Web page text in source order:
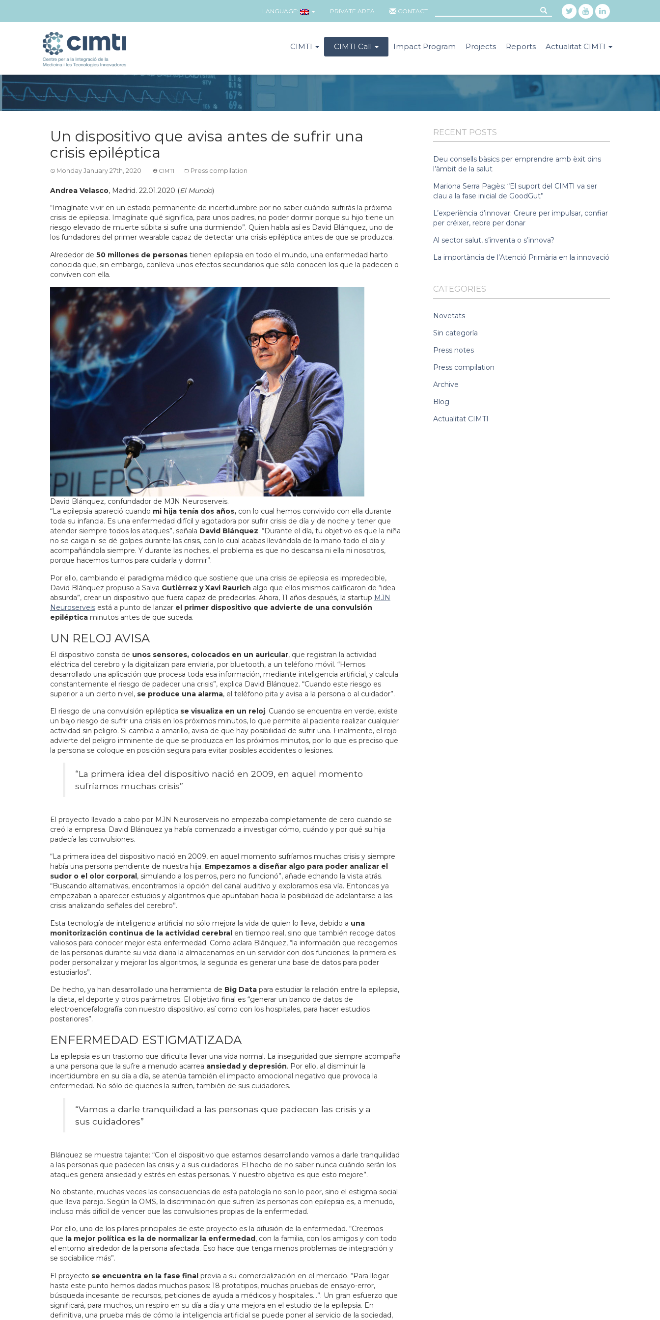
LANGUAGE: PRIVATE AREA CONTACT
CIMTI CIMTI Call Impact Program Projects Reports Actualitat CIMTI
Un dispositivo que avisa antes de sufrir una
crisis epiléptica
Monday January 27th, 2020 CIMTI Press compilation
Andrea Velasco, Madrid. 22.01.2020 (El Mundo)
“Imagínate vivir en un estado permanente de incertidumbre por no saber cuándo sufrirás la próxima
crisis de epilepsia. Imagínate qué significa, para unos padres, no poder dormir porque su hijo tiene un
riesgo elevado de muerte súbita si sufre una durmiendo”. Quien habla así es David Blánquez, uno de
los fundadores del primer wearable capaz de detectar una crisis epiléptica antes de que se produzca.
Alrededor de 50 millones de personas tienen epilepsia en todo el mundo, una enfermedad harto
conocida que, sin embargo, conlleva unos efectos secundarios que sólo conocen los que la padecen o
conviven con ella.
David Blánquez, confundador de MJN Neuroserveis.
“La epilepsia apareció cuando mi hija tenía dos años, con lo cual hemos convivido con ella durante
toda su infancia. Es una enfermedad difícil y agotadora por sufrir crisis de día y de noche y tener que
atender siempre todos los ataques”, señala David Blánquez. “Durante el día, tu objetivo es que la niña
no se caiga ni se dé golpes durante las crisis, con lo cual acabas llevándola de la mano todo el día y
acompañándola siempre. Y durante las noches, el problema es que no descansa ni ella ni nosotros,
porque hacemos turnos para cuidarla y dormir”.
Por ello, cambiando el paradigma médico que sostiene que una crisis de epilepsia es impredecible,
David Blánquez propuso a Salva Gutiérrez y Xavi Raurich algo que ellos mismos calificaron de “idea
absurda”, crear un dispositivo que fuera capaz de predecirlas. Ahora, 11 años después, la startup MJN
Neuroserveis está a punto de lanzar el primer dispositivo que advierte de una convulsión
epiléptica minutos antes de que suceda.
UN RELOJ AVISA
El dispositivo consta de unos sensores, colocados en un auricular, que registran la actividad
eléctrica del cerebro y la digitalizan para enviarla, por bluetooth, a un teléfono móvil. “Hemos
desarrollado una aplicación que procesa toda esa información, mediante inteligencia artificial, y calcula
constantemente el riesgo de padecer una crisis”, explica David Blánquez. “Cuando este riesgo es
superior a un cierto nivel, se produce una alarma, el teléfono pita y avisa a la persona o al cuidador”.
El riesgo de una convulsión epiléptica se visualiza en un reloj. Cuando se encuentra en verde, existe
un bajo riesgo de sufrir una crisis en los próximos minutos, lo que permite al paciente realizar cualquier
actividad sin peligro. Si cambia a amarillo, avisa de que hay posibilidad de sufrir una. Finalmente, el rojo
advierte del peligro inminente de que se produzca en los próximos minutos, por lo que es preciso que
la persona se coloque en posición segura para evitar posibles accidentes o lesiones.
“La primera idea del dispositivo nació en 2009, en aquel momento
sufríamos muchas crisis”
El proyecto llevado a cabo por MJN Neuroserveis no empezaba completamente de cero cuando se
creó la empresa. David Blánquez ya había comenzado a investigar cómo, cuándo y por qué su hija
padecía las convulsiones.
“La primera idea del dispositivo nació en 2009, en aquel momento sufríamos muchas crisis y siempre
había una persona pendiente de nuestra hija. Empezamos a diseñar algo para poder analizar el
sudor o el olor corporal, simulando a los perros, pero no funcionó”, añade echando la vista atrás.
“Buscando alternativas, encontramos la opción del canal auditivo y exploramos esa vía. Entonces ya
empezaban a aparecer estudios y algoritmos que apuntaban hacia la posibilidad de adelantarse a las
crisis analizando señales del cerebro”.
Esta tecnología de inteligencia artificial no sólo mejora la vida de quien lo lleva, debido a una
monitorización continua de la actividad cerebral en tiempo real, sino que también recoge datos
valiosos para conocer mejor esta enfermedad. Como aclara Blánquez, “la información que recogemos
de las personas durante su vida diaria la almacenamos en un servidor con dos funciones; la primera es
poder personalizar y mejorar los algoritmos, la segunda es generar una base de datos para poder
estudiarlos”.
De hecho, ya han desarrollado una herramienta de Big Data para estudiar la relación entre la epilepsia,
la dieta, el deporte y otros parámetros. El objetivo final es “generar un banco de datos de
electroencefalografía con nuestro dispositivo, así como con los hospitales, para hacer estudios
posteriores”.
ENFERMEDAD ESTIGMATIZADA
La epilepsia es un trastorno que dificulta llevar una vida normal. La inseguridad que siempre acompaña
a una persona que la sufre a menudo acarrea ansiedad y depresión. Por ello, al disminuir la
incertidumbre en su día a día, se atenúa también el impacto emocional negativo que provoca la
enfermedad. No sólo de quienes la sufren, también de sus cuidadores.
“Vamos a darle tranquilidad a las personas que padecen las crisis y a
sus cuidadores”
Blánquez se muestra tajante: “Con el dispositivo que estamos desarrollando vamos a darle tranquilidad
a las personas que padecen las crisis y a sus cuidadores. El hecho de no saber nunca cuándo serán los
ataques genera ansiedad y estrés en estas personas. Y nuestro objetivo es que esto mejore”.
No obstante, muchas veces las consecuencias de esta patología no son lo peor, sino el estigma social
que lleva parejo. Según la OMS, la discriminación que sufren las personas con epilepsia es, a menudo,
incluso más difícil de vencer que las convulsiones propias de la enfermedad.
Por ello, uno de los pilares principales de este proyecto es la difusión de la enfermedad. “Creemos
que la mejor política es la de normalizar la enfermedad , con la familia, con los amigos y con todo
el entorno alrededor de la persona afectada. Eso hace que tenga menos problemas de integración y
se sociabilice más”.
El proyecto se encuentra en la fase final previa a su comercialización en el mercado. “Para llegar
hasta este punto hemos dados muchos pasos: 18 prototipos, muchas pruebas de ensayo-error,
búsqueda incesante de recursos, peticiones de ayuda a médicos y hospitales…”. Un gran esfuerzo que
significará, para muchos, un respiro en su día a día y una mejora en el estudio de la epilepsia. En
definitiva, una prueba más de cómo la inteligencia artificial se puede poner al servicio de la sociedad,
RECENT POSTS
Deu consells bàsics per emprendre amb èxit dins
l’àmbit de la salut
Mariona Serra Pagès: “El suport del CIMTI va ser
clau a la fase inicial de GoodGut”
L’experiència d’innovar: Creure per impulsar, confiar
per créixer, rebre per donar
Al sector salut, s’inventa o s’innova?
La importància de l’Atenció Primària en la innovació
CATEGORIES
Novetats
Sin categoría
Press notes
Press compilation
Archive
Blog
Actualitat CIMTI